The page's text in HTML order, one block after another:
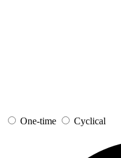
One-time Cyclical